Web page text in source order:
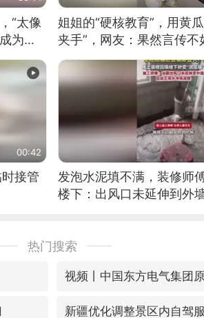
“太像
为首
新华每
姐姐的“硬核教育”，用黄
夹手”，网友：果然言传不
00:42
接管
发泡水泥填不满，装修师
楼下：出风口未延伸到外
热门搜索
新疆优化调整景区内自驾